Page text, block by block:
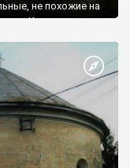
не похожие на
Костел в
прежде всего,
тонкого